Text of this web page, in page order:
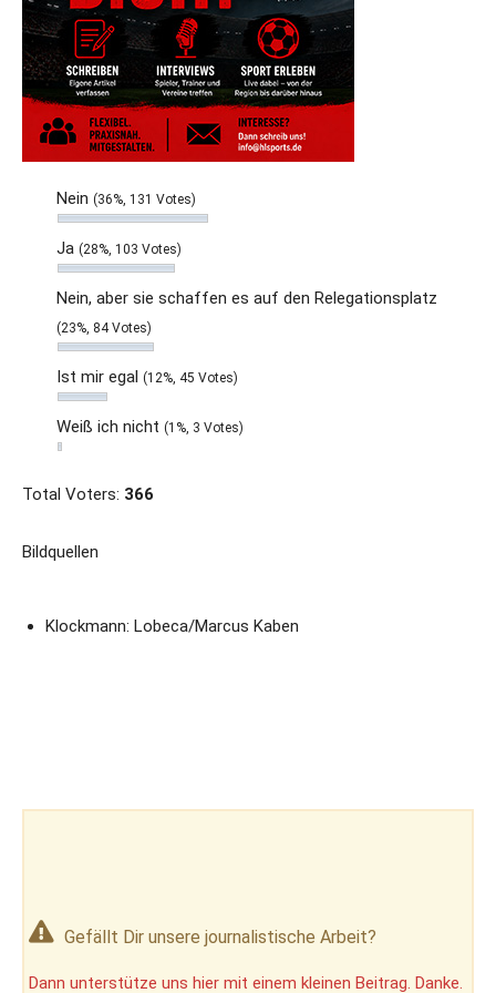
Nein (36%, 131 Votes)
Ja (28%, 103 Votes)
Nein, aber sie schaffen es auf den Relegationsplatz
(23%, 84 Votes)
Ist mir egal (12%, 45 Votes)
Weiß ich nicht (1%, 3 Votes)
Total Voters: 366
Bildquellen
Klockmann: Lobeca/Marcus Kaben
Gefällt Dir unsere journalistische Arbeit?
Dann unterstütze uns hier mit einem kleinen Beitrag. Danke.